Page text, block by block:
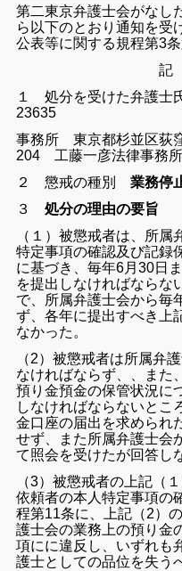
第二東京弁護士会がなし
ら以下のとおり通知を受
公表等に関する規程第3
記
１ 処分を受けた弁護士
23635
事務所 東京都杉並区荻
204 工藤一彦法律事務所
２ 懲戒の種別
業務停
３処分の理由の要旨
（１）被懲戒者は、所属
特定事項の確認及び記録
に基づき、毎年6月30日
を提出しなければならな
で、所属弁護士会から毎
ず、各年に提出すべき上
なかった。
（2）被懲戒者は所属弁
なければならず、、また
預り金預金の保管状況に
しなければならないとこ
金口座の届出を求められ
せず、また所属弁護士会
て照会を受けたが回答し
（3）被懲戒者の上記（
依頼者の本人特定事項の
程第11条に、上記（2）
護士会の業務上の預り金
項にに違反し、いずれも
護士としての品位を失う